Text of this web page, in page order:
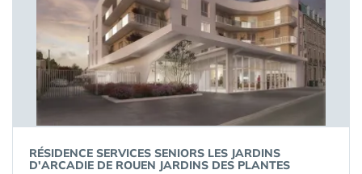
RÉSIDENCE SERVICES SENIORS LES JARDINS
D'ARCADIE DE ROUEN JARDINS DES PLANTES